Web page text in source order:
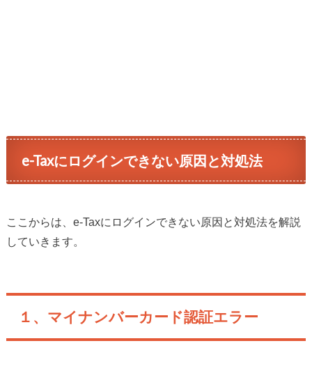
e-Taxにログインできない原因と対処法
ここからは、e-Taxにログインできない原因と対処法を解説
していきます。
１、マイナンバーカード認証エラー